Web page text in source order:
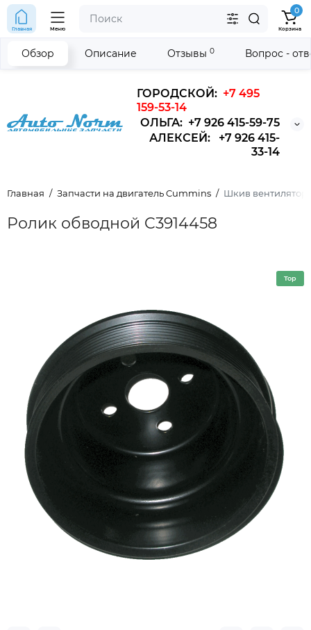
ГОРОДСКОЙ: +7 495
159-53-14
ОЛЬГА: +7 926 415-59-75
АЛЕКСЕЙ: +7 926 415-
33-14
Главная Меню
0
Корзина
Главная Запчасти на двигатель Cummins Шкив
Ролик обводной C3914458
Обзор Описание Отзывы 0 Вопрос -
Top